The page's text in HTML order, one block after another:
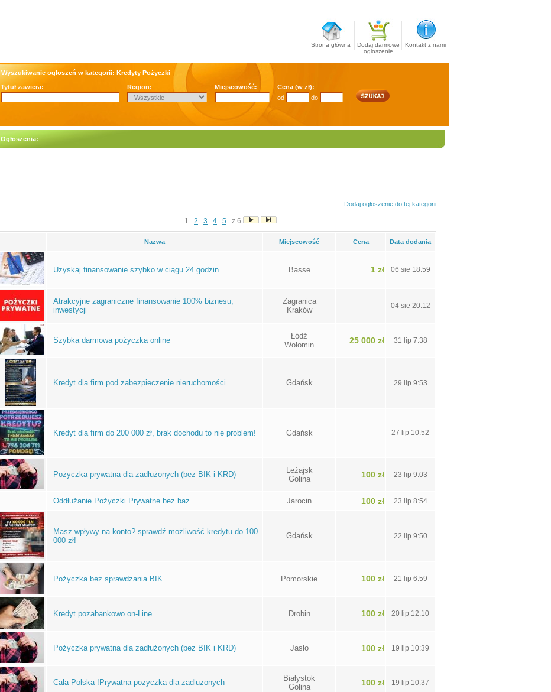
Strona główna
Dodaj darmowe
ogłoszenie
Kontakt z nami
Wyszukiwanie ogłoszeń w kategorii: Kredyty Pożyczki
Tytuł zawiera:
Region: Miejscowość:
Cena (w zł):
od
do
Ogłoszenia:
Dodaj ogłoszenie do tej kategorii
1 2 3 4 5 z 6
Nazwa Miejscowość Cena Data dodania
Uzyskaj finansowanie szybko w ciągu 24 godzin Basse 1 zł 06 sie 18:59
Atrakcyjne zagraniczne finansowanie 100% biznesu,
inwestycji
Zagranica
Kraków
04 sie 20:12
Szybka darmowa pożyczka online
Łódź
Wołomin
25 000 zł 31 lip 7:38
Kredyt dla firm pod zabezpieczenie nieruchomości Gdańsk 29 lip 9:53
Kredyt dla firm do 200 000 zł, brak dochodu to nie problem! Gdańsk 27 lip 10:52
Pożyczka prywatna dla zadłużonych (bez BIK i KRD)
Leżajsk
Golina
100 zł 23 lip 9:03
Oddłużanie Pożyczki Prywatne bez baz Jarocin 100 zł 23 lip 8:54
Masz wpływy na konto? sprawdź możliwość kredytu do 100
000 zł!
Gdańsk 22 lip 9:50
Pożyczka bez sprawdzania BIK Pomorskie 100 zł 21 lip 6:59
Kredyt pozabankowo on-Line Drobin 100 zł 20 lip 12:10
Pożyczka prywatna dla zadłużonych (bez BIK i KRD) Jasło 100 zł 19 lip 10:39
Cala Polska !Prywatna pozyczka dla zadluzonych
Białystok
Golina
100 zł 19 lip 10:37